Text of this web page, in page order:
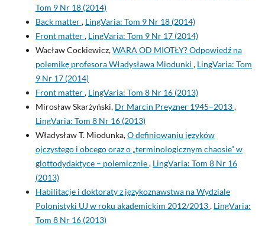
Tom 9 Nr 18 (2014)
Back matter, LingVaria: Tom 9 Nr 18 (2014)
Front matter, LingVaria: Tom 9 Nr 17 (2014)
Wacław Cockiewicz,WARA OD MIOTŁY? Odpowiedź na
polemikę profesora Władysława Miodunki , LingVaria: Tom
9 Nr 17 (2014)
Front matter, LingVaria: Tom 8 Nr 16 (2013)
Mirosław Skarżyński, Dr Marcin Preyzner 1945–2013,
LingVaria: Tom 8 Nr 16 (2013)
Władysław T. Miodunka,O definiowaniu języków
ojczystego i obcego oraz o „terminologicznym chaosie” w
glottodydaktyce – polemicznie, LingVaria: Tom 8 Nr 16
(2013)
Habilitacje i doktoraty z językoznawstwa na Wydziale
Polonistyki UJ w roku akademickim 2012/2013, LingVaria:
Tom 8 Nr 16 (2013)